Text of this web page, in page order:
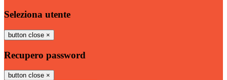
Seleziona utente
button close ×
Recupero password
button close ×